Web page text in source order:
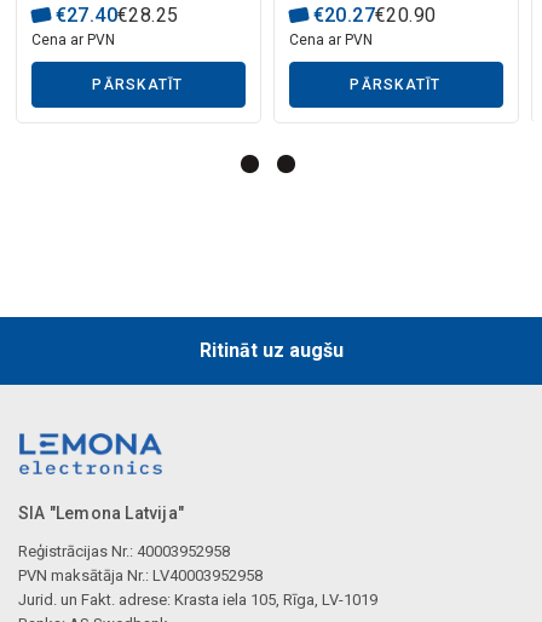
€27.40€28.25
Cena ar PVN
PĀRSKATĪT
€20.27€20.90
Cena ar PVN
PĀRSKATĪT
Ritināt uz augšu
SIA "Lemona Latvija"
Reģistrācijas Nr.: 40003952958
PVN maksātāja Nr.: LV40003952958
Jurid. un Fakt. adrese: Krasta iela 105, Rīga, LV-1019